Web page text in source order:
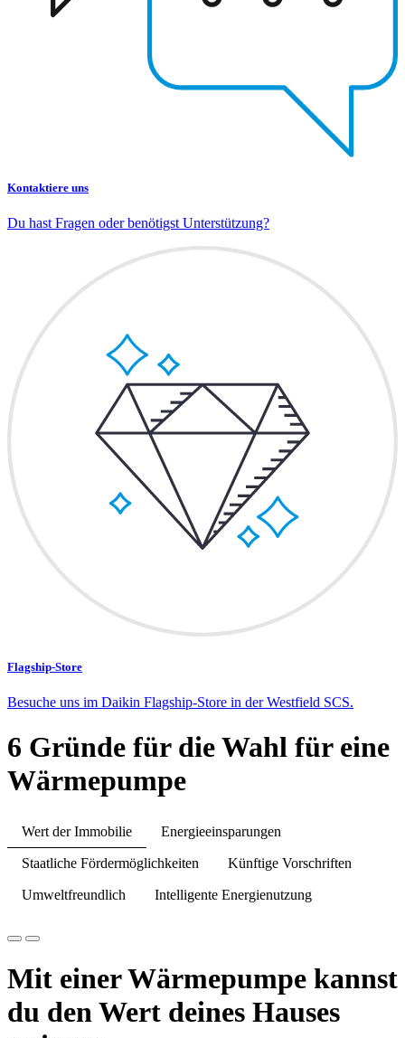
Kontaktiere uns
Du hast Fragen oder benötigst Unterstützung?
Flagship-Store
Besuche uns im Daikin Flagship-Store in der Westfield SCS.
6 Gründe für die Wahl für eine
Wärmepumpe
Wert der Immobilie Energieeinsparungen
Staatliche Fördermöglichkeiten Künftige Vorschriften
Umweltfreundlich Intelligente Energienutzung
Mit einer Wärmepumpe kannst
du den Wert deines Hauses